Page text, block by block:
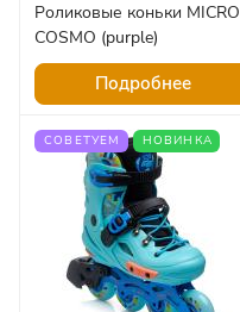
Роликовые коньки MICRO
COSMO (purple)
Подробнее
СОВЕТУЕМ НОВИНКА